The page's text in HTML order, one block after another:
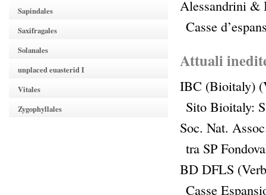
Sapindales
Saxifragales
Solanales
unplaced euasterid I
Vitales
Zygophyllales
Alessandrini &
Casse
Attuali
IBC (Bioitaly)
Sito Bioitaly:
Soc. Nat.
tra SP
BD DFLS
Casse